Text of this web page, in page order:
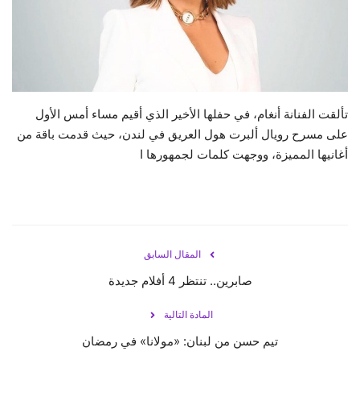
تألقت الفنانة أنغام، في حفلها الأخير الذي أقيم مساء أمس الأول
على مسرح رويال ألبرت هول العريق في لندن، حيث قدمت باقة من
أغانيها المميزة، ووجهت كلمات لجمهورها ا
المقال السابق
صابرين.. تنتظر 4 أفلام جديدة
المادة التالية
تيم حسن من لبنان: «مولانا» في رمضان